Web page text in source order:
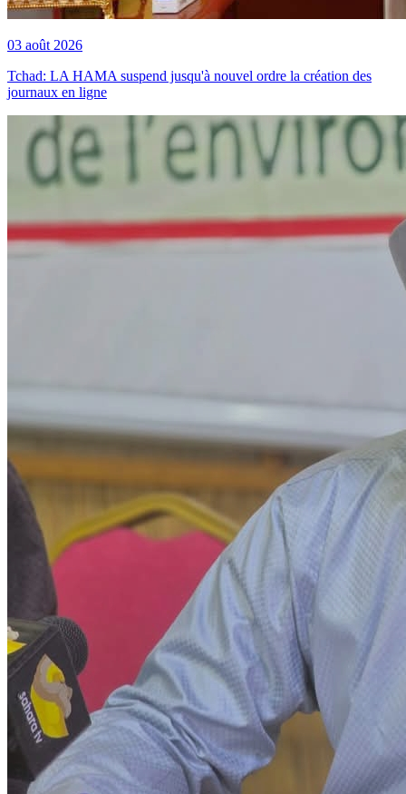
03 août 2026
Tchad: LA HAMA suspend jusqu'à nouvel ordre la création des
journaux en ligne